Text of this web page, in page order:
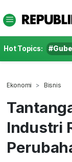
Hot Topics:
Ekonomi Bisnis
Industri